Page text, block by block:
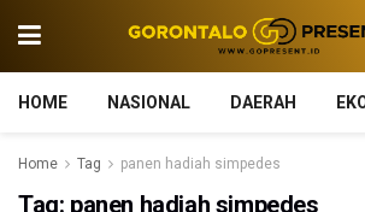
HOME NASIONAL DAERAH
Home Tag panen hadiah simpedes
Tag: panen hadiah simpedes